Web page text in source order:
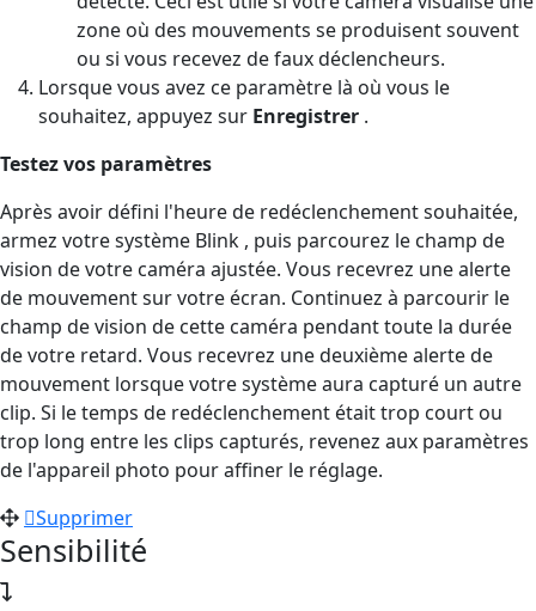
zone où des mouvements se produisent souvent
ou si vous recevez de faux déclencheurs.
Lorsque vous avez ce paramètre là où vous le
souhaitez, appuyez sur Enregistrer .
Testez vos paramètres
Après avoir défini l'heure de redéclenchement souhaitée,
armez votre système Blink , puis parcourez le champ de
vision de votre caméra ajustée. Vous recevrez une alerte
de mouvement sur votre écran. Continuez à parcourir le
champ de vision de cette caméra pendant toute la durée
de votre retard. Vous recevrez une deuxième alerte de
mouvement lorsque votre système aura capturé un autre
clip. Si le temps de redéclenchement était trop court ou
trop long entre les clips capturés, revenez aux paramètres
de l'appareil photo pour affiner le réglage.
Supprimer
Sensibilité